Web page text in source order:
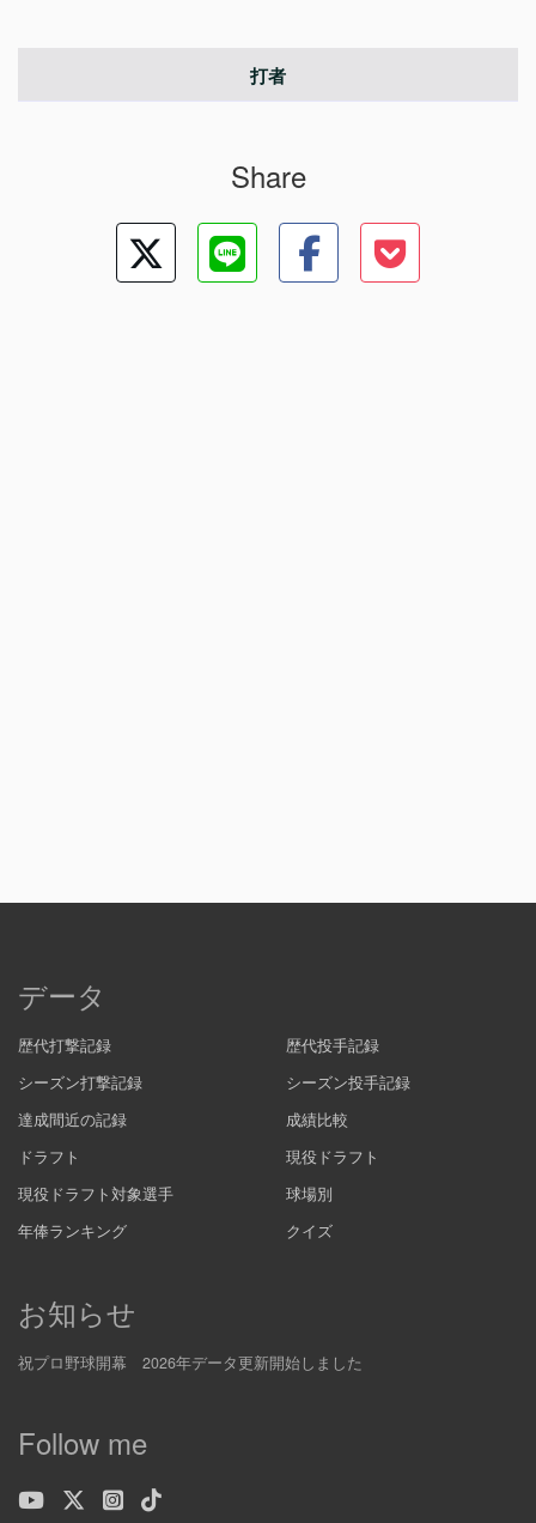
打者
Share
データ
歴代打撃記録
歴代投手記録
シーズン打撃記録
シーズン投手記録
達成間近の記録
成績比較
ドラフト
現役ドラフト
現役ドラフト対象選手
球場別
年俸ランキング
クイズ
お知らせ
祝プロ野球開幕 2026年データ更新開始しました
Follow me